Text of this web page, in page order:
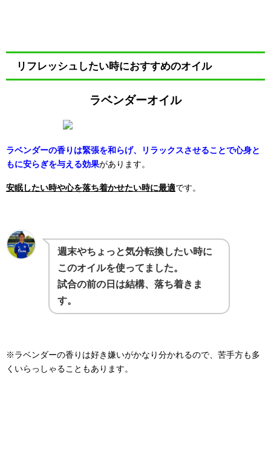
リフレッシュしたい時におすすめのオイル
ラベンダーオイル
ラベンダーの香りは緊張を和らげ、リラックスさせることで心身と
もに安らぎを与える効果があります。
安眠したい時や心を落ち着かせたい時に最適です。
週末やちょっと気分転換したい時に
このオイルを使ってました。
試合の前の日は結構、落ち着きま
す。
※ラベンダーの香りは好き嫌いがかなり分かれるので、苦手方も多
くいらっしゃることもあります。